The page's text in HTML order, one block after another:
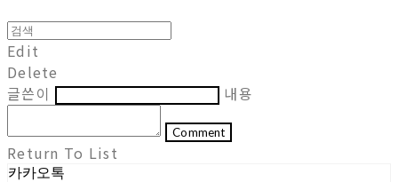
Edit
Delete
글쓴이
내용
Comment
Return To List
카카오톡